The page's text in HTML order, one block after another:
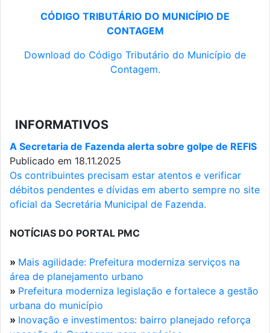
CÓDIGO TRIBUTÁRIO DO MUNICÍPIO DE
CONTAGEM
Download do Código Tributário do Município de
Contagem.
INFORMATIVOS
A Secretaria de Fazenda alerta sobre golpe de REFIS
Publicado em 18.11.2025
Os contribuintes precisam estar atentos e verificar
débitos pendentes e dívidas em aberto sempre no site
oficial da Secretária Municipal de Fazenda.
NOTÍCIAS DO PORTAL PMC
» Mais agilidade: Prefeitura moderniza serviços na
área de planejamento urbano
» Prefeitura moderniza legislação e fortalece a gestão
urbana do município
» Inovação e investimentos: bairro planejado reforça